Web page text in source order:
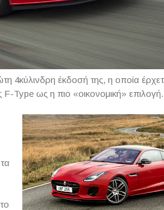
4κύλινδρη έκδοσή της, η οποία
F-Type ως η πιο «οικονομική» επιλογή.